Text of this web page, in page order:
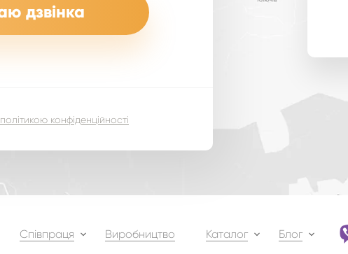
політикою конфіденційності
Співпраця Виробництво Каталог Блог